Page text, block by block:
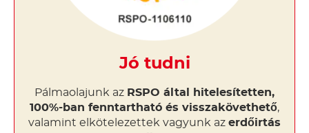
Jó tudni
Pálmaolajunk az RSPO által hitelesítetten,
100%-ban fenntartható és visszakövethető,
valamint elkötelezettek vagyunk az erdőirtás